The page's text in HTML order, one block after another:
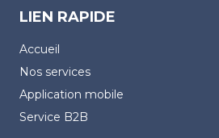
LIEN RAPIDE
Accueil
Nos services
Application mobile
Service B2B